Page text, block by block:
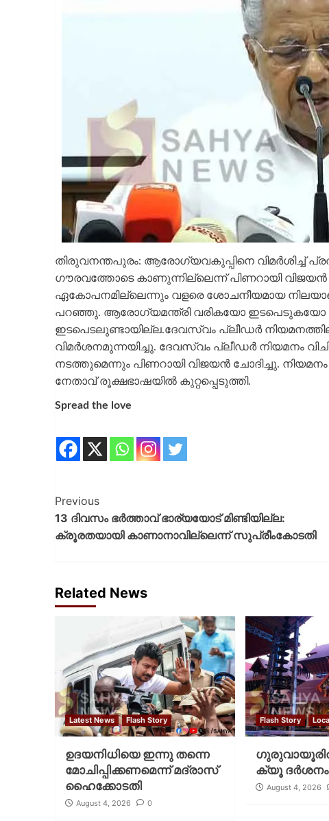
തിരുവനന്തപുരം: ആരോ​ഗ്യവകുപ്പിനെ വിമർശിച്ച്
ഗൗരവത്തോടെ കാണുന്നില്ലെന്ന് പിണറായി
ഏകോപനമില്ലെന്നും വളരെ ശോചനീയമായ
പറഞ്ഞു. ആരോ​ഗ്യമന്ത്രി വരികയോ ഇടപെടുകയോ
ഇടപെടലുണ്ടായില്ല.ദേവസ്വം പ്ലീഡർ
വിമർശനമുന്നയിച്ചു. ദേവസ്വം പ്ലീഡർ നിയമനം
നടത്തുമെന്നും പിണറായി വിജയൻ ചോദിച്ചു.
നേതാവ് രൂക്ഷഭാഷയിൽ കുറ്റപ്പെടുത്തി.
Spread the love
Previous
13 ദിവസം ഭര്‍ത്താവ് ഭാര്യയോട് മിണ്ടിയില്ല:
ക്രൂരതയായി കാണാനാവില്ലെന്ന് സുപ്രീംകോടതി
Related News
Latest News Flash Story
ഉദയനിധിയെ ഇന്നു തന്നെ
മോചിപ്പിക്കണമെന്ന് മദ്രാസ്
ഹൈക്കോടതി
August 4, 2026 0
Flash Story
ക്യൂ
August 4, 2026